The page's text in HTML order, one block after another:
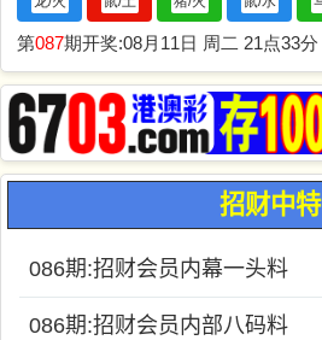
招财中特
086期:招财会员内幕一头料
086期:招财会员内部八码料